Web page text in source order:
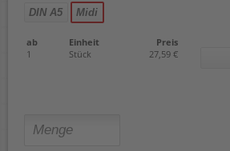
DIN A5 Midi
ab Einheit
Preis
1
Stück 27,59 €